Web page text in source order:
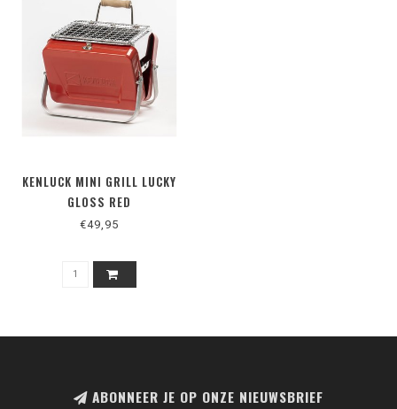
KENLUCK MINI GRILL LUCKY
GLOSS RED
€49,95
ABONNEER JE OP ONZE NIEUWSBRIEF